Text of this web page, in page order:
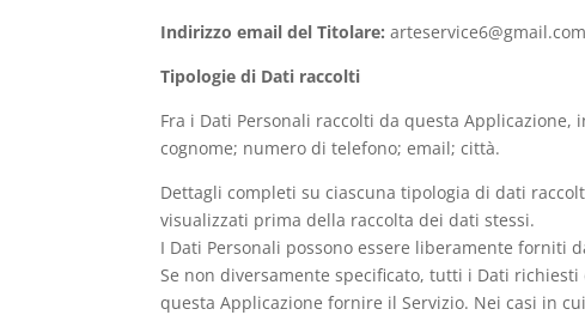
Indirizzo email del Titolare: arteservice6@gmail.com
Tipologie di Dati raccolti
Fra i Dati Personali raccolti da questa
cognome; numero di telefono; email; città.
Dettagli completi su ciascuna tipologia di dati
visualizzati prima della raccolta dei dati stessi.
I Dati Personali possono essere liberamente forniti
Se non diversamente specificato, tutti i Dati
questa Applicazione fornire il Servizio. Nei casi in